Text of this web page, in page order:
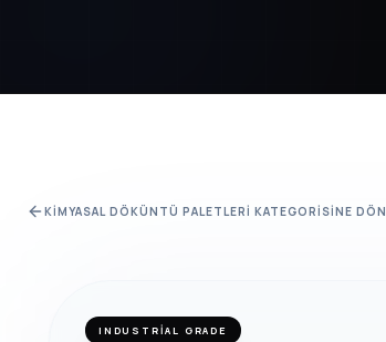
KIMYASAL DÖKÜNTÜ PALETLERI KATEGORISINE DÖN
INDUSTRIAL GRADE